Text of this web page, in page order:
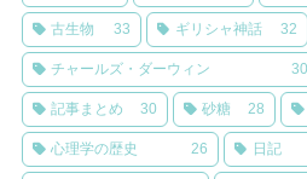
古生物 33 ギリシャ神話 32
チャールズ・ダーウィン 30
記事まとめ 30 砂糖 28
心理学の歴史 26 日記